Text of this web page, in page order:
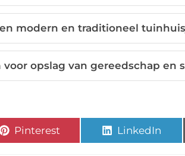
modern en traditioneel
opslag van gereedschap en
Pinterest LinkedIn